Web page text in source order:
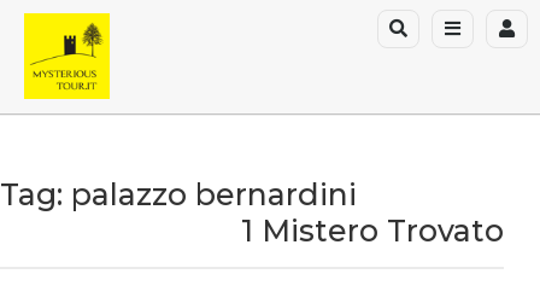
Tag: palazzo bernardini
1 Mistero Trovato